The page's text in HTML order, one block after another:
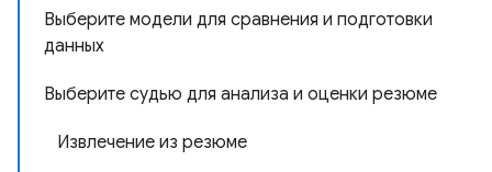
Выберите модели для сравнения и подготовки
данных
Выберите судью для анализа и оценки резюме
Извлечение из резюме